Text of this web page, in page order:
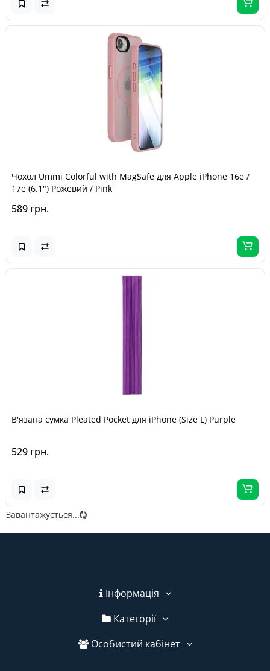
Чохол Ummi Colorful with MagSafe для Apple iPhone 16e /
17e (6.1") Рожевий / Pink
589 грн.
В'язана сумка Pleated Pocket для iPhone (Size L) Purple
529 грн.
Завантажується...
Інформація
Категорії
Особистий кабінет